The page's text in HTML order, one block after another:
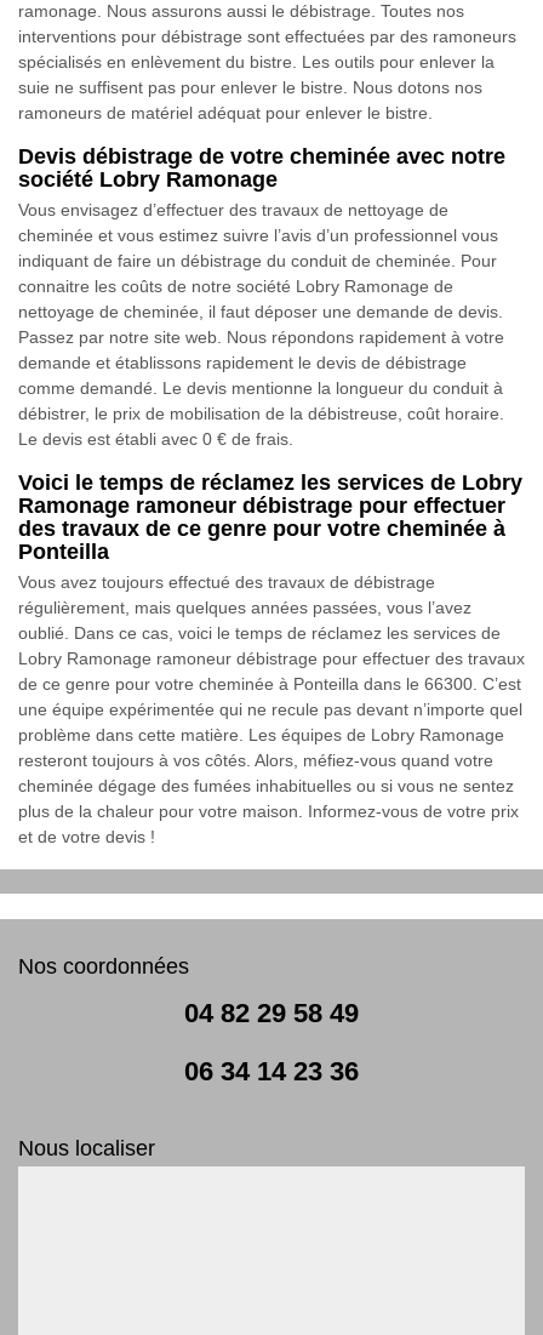
ramonage. Nous assurons aussi le débistrage. Toutes nos
interventions pour débistrage sont effectuées par des ramoneurs
spécialisés en enlèvement du bistre. Les outils pour enlever la
suie ne suffisent pas pour enlever le bistre. Nous dotons nos
ramoneurs de matériel adéquat pour enlever le bistre.
Devis débistrage de votre cheminée avec notre
société Lobry Ramonage
Vous envisagez d’effectuer des travaux de nettoyage de
cheminée et vous estimez suivre l’avis d’un professionnel vous
indiquant de faire un débistrage du conduit de cheminée. Pour
connaitre les coûts de notre société Lobry Ramonage de
nettoyage de cheminée, il faut déposer une demande de devis.
Passez par notre site web. Nous répondons rapidement à votre
demande et établissons rapidement le devis de débistrage
comme demandé. Le devis mentionne la longueur du conduit à
débistrer, le prix de mobilisation de la débistreuse, coût horaire.
Le devis est établi avec 0 € de frais.
Voici le temps de réclamez les services de Lobry
Ramonage ramoneur débistrage pour effectuer
des travaux de ce genre pour votre cheminée à
Ponteilla
Vous avez toujours effectué des travaux de débistrage
régulièrement, mais quelques années passées, vous l’avez
oublié. Dans ce cas, voici le temps de réclamez les services de
Lobry Ramonage ramoneur débistrage pour effectuer des travaux
de ce genre pour votre cheminée à Ponteilla dans le 66300. C’est
une équipe expérimentée qui ne recule pas devant n’importe quel
problème dans cette matière. Les équipes de Lobry Ramonage
resteront toujours à vos côtés. Alors, méfiez-vous quand votre
cheminée dégage des fumées inhabituelles ou si vous ne sentez
plus de la chaleur pour votre maison. Informez-vous de votre prix
et de votre devis !
Nos coordonnées
04 82 29 58 49
06 34 14 23 36
Nous localiser